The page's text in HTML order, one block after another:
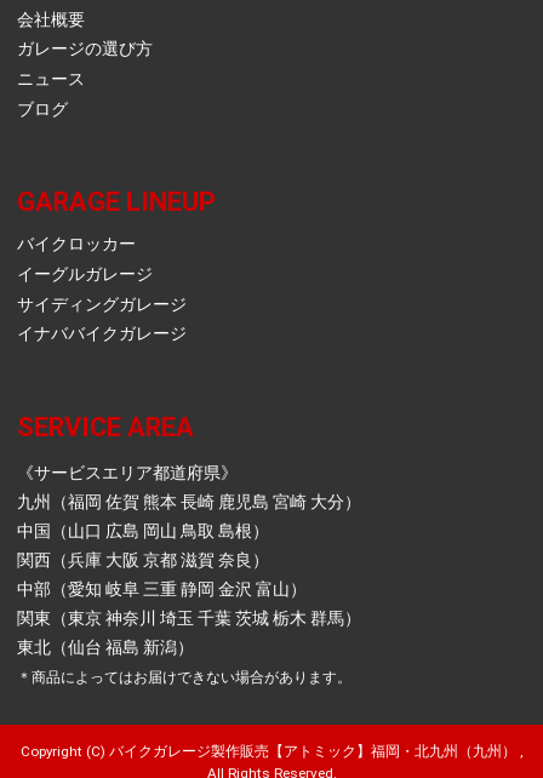
会社概要
ガレージの選び方
ニュース
ブログ
GARAGE LINEUP
バイクロッカー
イーグルガレージ
サイディングガレージ
イナババイクガレージ
SERVICE AREA
《サービスエリア都道府県》
九州（福岡 佐賀 熊本 長崎 鹿児島 宮崎 大分）
中国（山口 広島 岡山 鳥取 島根）
関西（兵庫 大阪 京都 滋賀 奈良）
中部（愛知 岐阜 三重 静岡 金沢 富山）
関東（東京 神奈川 埼玉 千葉 茨城 栃木 群馬）
東北（仙台 福島 新潟）
＊商品によってはお届けできない場合があります。
Copyright (C) バイクガレージ製作販売【アトミック】福岡・北九州（九州） ,
All Rights Reserved.